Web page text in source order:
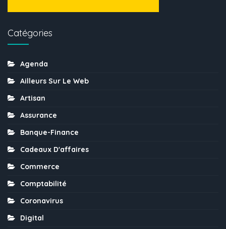
Catégories
Agenda
Ailleurs Sur Le Web
Artisan
Assurance
Banque-Finance
Cadeaux D'affaires
Commerce
Comptabilité
Coronavirus
Digital